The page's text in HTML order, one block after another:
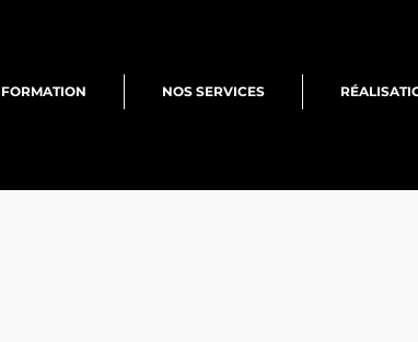
FORMATION NOS SERVICES